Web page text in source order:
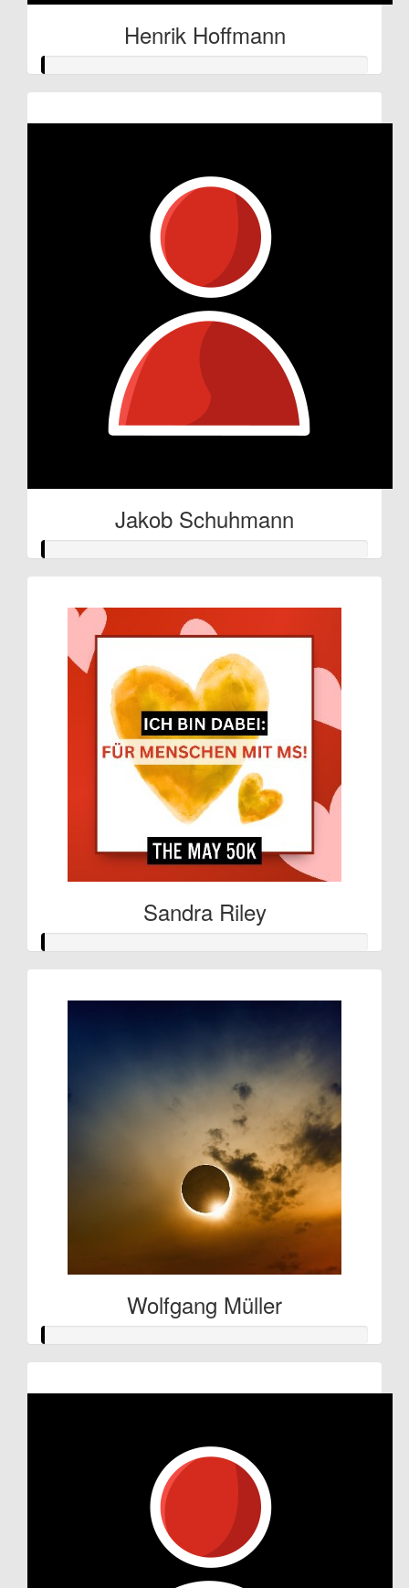
Henrik Hoffmann
Jakob Schuhmann
Sandra Riley
Wolfgang Müller